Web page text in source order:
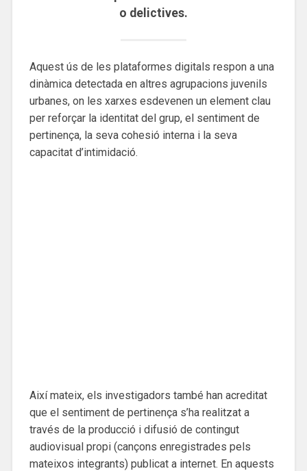
o delictives.
Aquest ús de les plataformes digitals respon a una
dinàmica detectada en altres agrupacions juvenils
urbanes, on les xarxes esdevenen un element clau
per reforçar la identitat del grup, el sentiment de
pertinença, la seva cohesió interna i la seva
capacitat d’intimidació.
Així mateix, els investigadors també han acreditat
que el sentiment de pertinença s’ha realitzat a
través de la producció i difusió de contingut
audiovisual propi (cançons enregistrades pels
mateixos integrants) publicat a internet. En aquests